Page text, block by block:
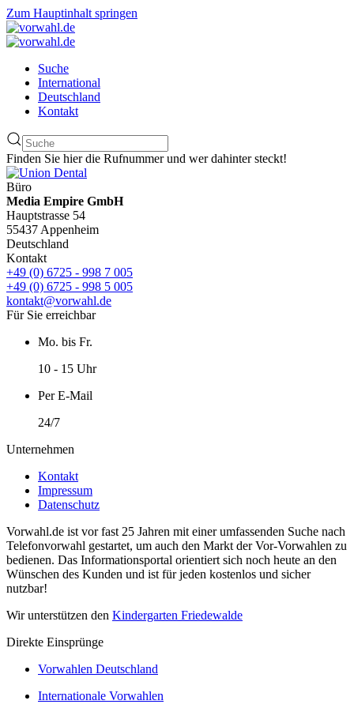
Zum Hauptinhalt springen
Suche
International
Deutschland
Kontakt
Finden Sie hier die Rufnummer und wer dahinter steckt!
Büro
Media Empire GmbH
Hauptstrasse 54
55437 Appenheim
Deutschland
Kontakt
+49 (0) 6725 - 998 7 005
+49 (0) 6725 - 998 5 005
kontakt@vorwahl.de
Für Sie erreichbar
Mo. bis Fr.
10 - 15 Uhr
Per E-Mail
24/7
Unternehmen
Kontakt
Impressum
Datenschutz
Vorwahl.de ist vor fast 25 Jahren mit einer umfassenden Suche nach
Telefonvorwahl gestartet, um auch den Markt der Vor-Vorwahlen zu
bedienen. Das Informationsportal orientiert sich noch heute an den
Wünschen des Kunden und ist für jeden kostenlos und sicher
nutzbar!
Wir unterstützen den Kindergarten Friedewalde
Direkte Einsprünge
Vorwahlen Deutschland
Internationale Vorwahlen